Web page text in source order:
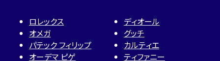
ロレックス
オメガ
パテック フィリップ
オーデマ ピゲ
ディオール
グッチ
カルティエ
ティファニー